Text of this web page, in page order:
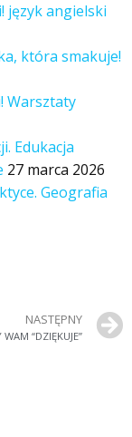
język angielski
która smakuje!
Warsztaty
Edukacja
27 marca 2026
Geografia
NASTĘPNY
“DZIĘKUJE”